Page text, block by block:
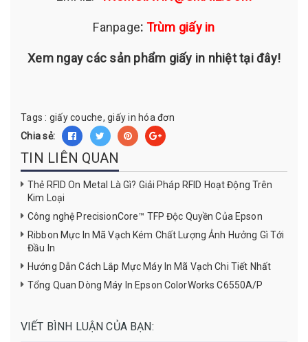
Fanpage: Trùm giấy in
Xem ngay các sản phẩm giấy in nhiệt tại đây!
Tags : giấy couche, giấy in hóa đơn
Chia sẻ:
TIN LIÊN QUAN
Thẻ RFID On Metal Là Gì? Giải Pháp RFID Hoạt Động Trên
Kim Loại
Công nghệ PrecisionCore™ TFP Độc Quyền Của Epson
Ribbon Mực In Mã Vạch Kém Chất Lượng Ảnh Hưởng Gì Tới
Đầu In
Hướng Dẫn Cách Lắp Mực Máy In Mã Vạch Chi Tiết Nhất
Tổng Quan Dòng Máy In Epson ColorWorks C6550A/P
VIẾT BÌNH LUẬN CỦA BẠN: